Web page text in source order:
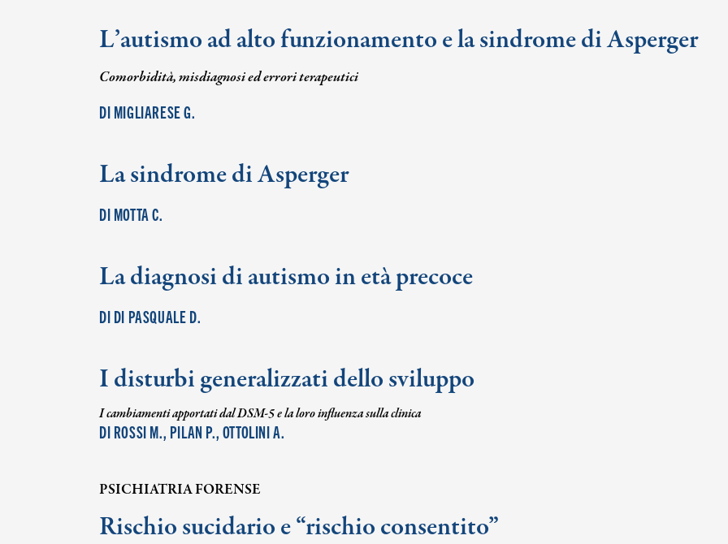
L’autismo ad alto funzionamento e la sindrome di Asperger
Comorbidità, misdiagnosi ed errori terapeutici
DI MIGLIARESE G.
La sindrome di Asperger
DI MOTTA C.
La diagnosi di autismo in età precoce
DI DI PASQUALE D.
I disturbi generalizzati dello sviluppo
I cambiamenti apportati dal DSM-5 e la loro influenza sulla clinica
DI ROSSI M., PILAN P., OTTOLINI A.
PSICHIATRIA FORENSE
Rischio sucidario e “rischio consentito”